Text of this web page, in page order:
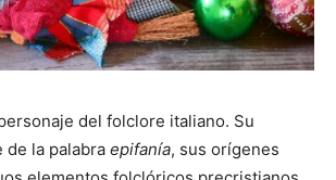
del folclore italiano. Su
de la palabra epifanía, sus orígenes